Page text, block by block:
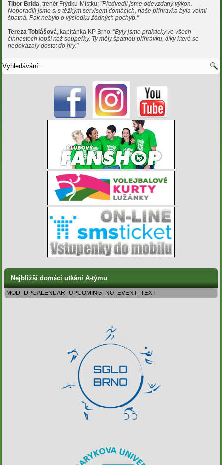
Tibor Brida, trenér Frýdku-Místku: "Předvedli jsme odevzdaný výkon.
Neporadili jsme si s těžkým servisem domácích, naše přihrávka byla velmi
špatná. Pak nebylo o výsledku žádných pochyb."
Tereza Tobiášová, kapitánka KP Brno: "Byly jsme prakticky ve všech
činnostech lepší než soupeřky. Ty měly špatnou přihrávku, díky které se
nedokázaly dostat do hry."
Nejbližší domácí utkání A-týmu
MOD_DPCALENDAR_UPCOMING_NO_EVENT_TEXT